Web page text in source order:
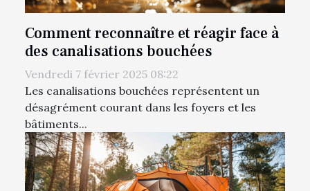
Comment reconnaître et réagir face à
des canalisations bouchées
Vendredi 7 février 2025 08:22
Les canalisations bouchées représentent un
désagrément courant dans les foyers et les
bâtiments...